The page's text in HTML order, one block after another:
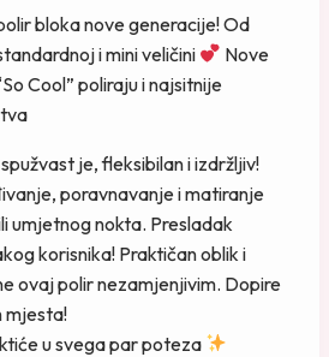
bloka nove generacije! Od
i mini veličini
Nove
Cool” poliraju i najsitnije
je, fleksibilan i izdržljiv!
poravnavanje i matiranje
umjetnog nokta. Presladak
korisnika! Praktičan oblik i
ovaj polir nezamjenjivim. Dopire
mjesta!
u svega par poteza